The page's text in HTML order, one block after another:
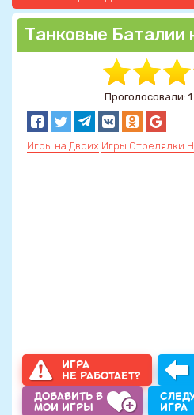
Танковые Баталии
Проголосовали:
Игры на Двоих Игры Стрелялки
ИГРА
НЕ РАБОТАЕТ?
ДОБАВИТЬ В
МОИ ИГРЫ
ИГРА